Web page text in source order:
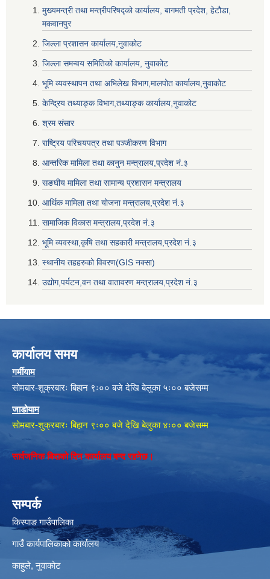
मुख्यमन्त्री तथा मन्त्रीपरिषद्को कार्यालय, बागमती प्रदेश, हेटौडा,
मकवानपुर
जिल्ला प्रशासन कार्यालय,नुवाकोट
जिल्ला समन्वय समितिको कार्यालय, नुवाकोट
भूमि व्यवस्थापन तथा अभिलेख विभाग,मालपोत कार्यालय,नुवाकोट
केन्द्रिय तथ्याङ्क विभाग,तथ्याङ्क कार्यालय,नुवाकोट
श्रम संसार
राष्ट्रिय परिचयपत्र तथा पञ्जीकरण विभाग
आन्तरिक मामिला तथा कानुन मन्त्रालय,प्रदेश नं‌‍‌‍.३
सङघीय मामिला तथा सामान्य प्रशासन मन्त्रालय
आर्थिक मामिला तथा योजना मन्त्रालय,प्रदेश नं‌‍‌‍.३
सामाजिक विकास मन्त्रालय,प्रदेश नं‌‍‌‍.३
भूमि व्यवस्था,कृषि तथा सहकारी मन्त्रालय,प्रदेश नं‌‍‌‍.३
स्थानीय तहहरुको विवरण(GIS नक्सा)
उद्योग,पर्यटन,वन तथा वातावरण मन्त्रालय,प्रदेश नं‌‍‌‍.३
कार्यालय समय
गर्मीयाम
सोमबार-शुक्रबारः बिहान ९ः०० बजे देखि बेलुका ५ः०० बजेसम्म
जाडोयाम
सोमबार-शुक्रबारः बिहान ९ः०० बजे देखि बेलुका ४ः०० बजेसम्म
सार्वजनिक बिदाको दिन कार्यालय बन्द रहनेछ।
सम्पर्क
किस्पाङ गाउँपालिका
गाउँ कार्यपालिकाको कार्यालय
काहुले‍‍, नुवाकोट